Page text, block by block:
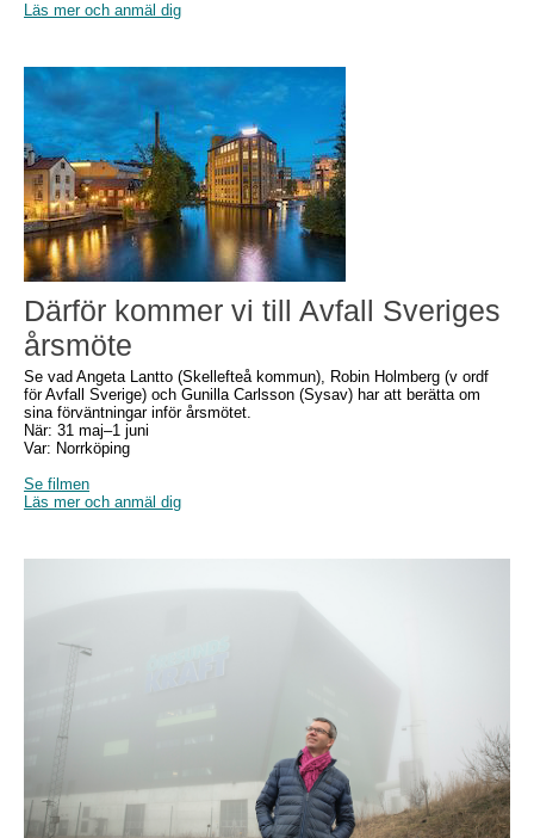
Läs mer och anmäl dig
Därför kommer vi till Avfall Sveriges
årsmöte
Se vad Angeta Lantto (Skellefteå kommun), Robin Holmberg (v ordf
för Avfall Sverige) och Gunilla Carlsson (Sysav) har att berätta om
sina förväntningar inför årsmötet.
När: 31 maj–1 juni
Var: Norrköping
Se filmen
Läs mer och anmäl dig